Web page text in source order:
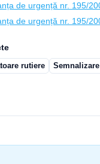
de urgență nr. 195/
de urgență nr. 195/
rutiere